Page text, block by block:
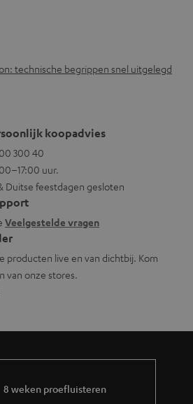
technische begrippen snel uitgelegd
koopadvies
300 40
uur.
Duitse feestdagen gesloten
Veelgestelde vragen
producten live en van dichtbij. Kom
van onze stores.
8 weken proefluisteren